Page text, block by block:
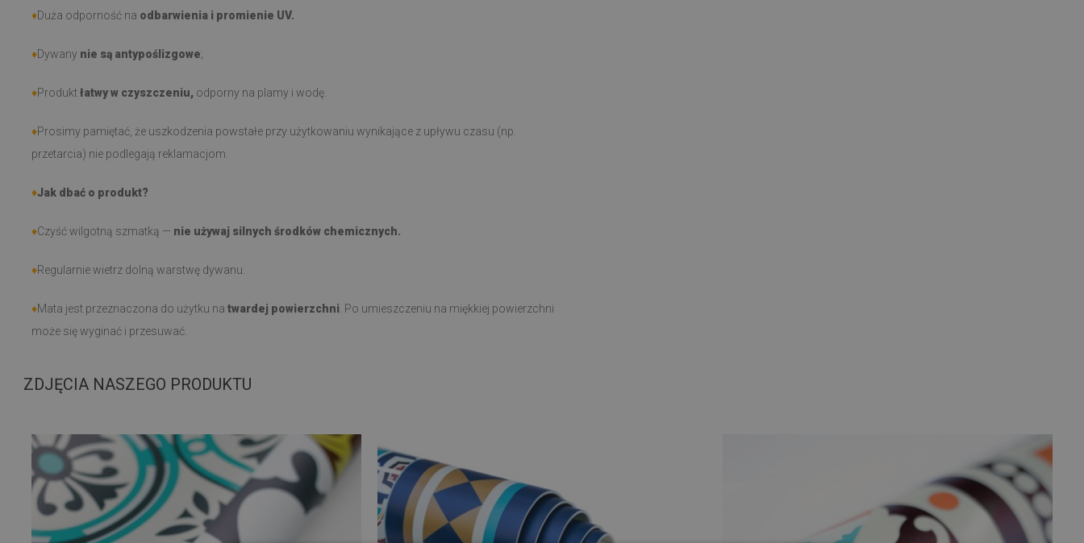
♦Duża odporność na odbarwienia i promienie UV.
♦Dywany nie są antypoślizgowe;
♦Produktłatwy w czyszczeniu, odporny na plamy i wodę.
♦Prosimy pamiętać, że uszkodzenia powstałe przy użytkowaniu wynikające z upływu czasu (np.
przetarcia) nie podlegają reklamacjom.
♦Jak dbać o produkt?
♦Czyść wilgotną szmatką — nie używaj silnych środków chemicznych.
♦Regularnie wietrz dolną warstwę dywanu.
♦Mata jest przeznaczona do użytku na twardej powierzchni . Po umieszczeniu na miękkiej powierzchni
może się wyginać i przesuwać.
ZDJĘCIA NASZEGO PRODUKTU